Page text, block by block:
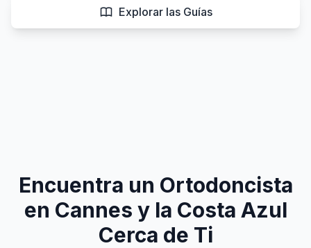
Explorar las Guías
Encuentra un Ortodoncista
en Cannes y la Costa Azul
Cerca de Ti